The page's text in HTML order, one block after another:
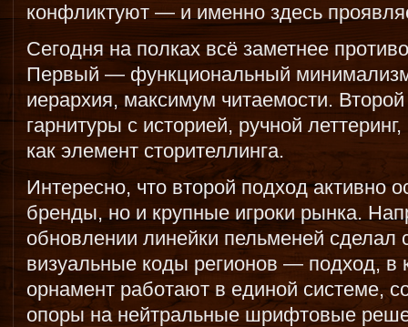
конфликтуют — и именно здесь
Сегодня на полках всё заметнее
Первый — функциональный
иерархия, максимум читаемости.
гарнитуры с историей, ручной
как элемент сторителлинга.
Интересно, что второй подход активно
бренды, но и крупные игроки рынка.
обновлении линейки пельменей сделал
визуальные коды регионов — подход, в
орнамент работают в единой системе,
опоры на нейтральные шрифтовые